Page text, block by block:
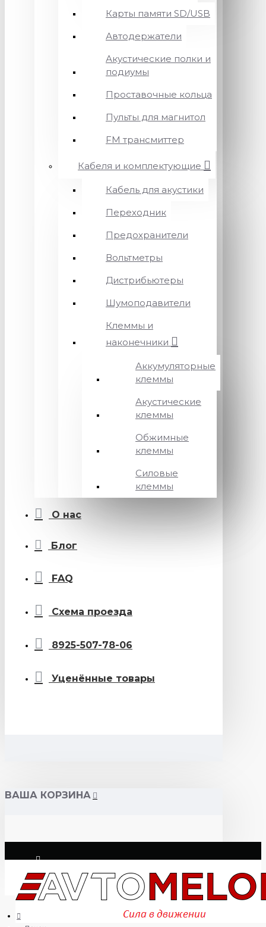
Карты памяти SD/USB
Автодержатели
Акустические полки и
подиумы
Проставочные кольца
Пульты для магнитол
FM трансмиттер
Кабеля и комплектующие
Кабель для акустики
Переходник
Предохранители
Вольтметры
Дистрибьютеры
Шумоподавители
Клеммы и
наконечники
Аккумуляторные
клеммы
Акустические
клеммы
Обжимные
клеммы
Силовые
клеммы
О нас
Блог
FAQ
Схема проезда
8925-507-78-06
Уценённые товары
ВАША КОРЗИНА
Логин
Регистрация